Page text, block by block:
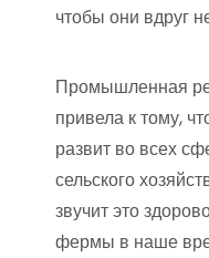
чтобы они вдруг
Промышленная
привела к тому,
развит во всех
сельского
звучит это
фермы в наше